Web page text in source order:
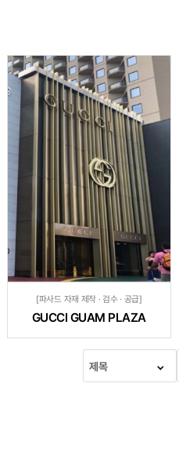
[파사드 자재 제작 · 검수 · 공급]
GUCCI GUAM PLAZA